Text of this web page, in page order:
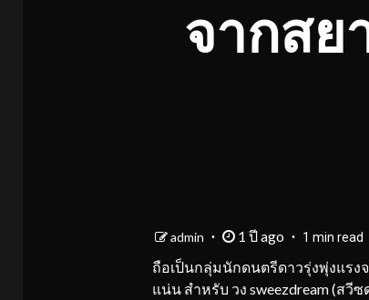
จากสย
admin 1 ปี ago 1 min read
ถือเป็นกลุ่มนักดนตรีดาวรุ่งพุ่งแร
แน่น สำหรับ วง sweezdream (ส